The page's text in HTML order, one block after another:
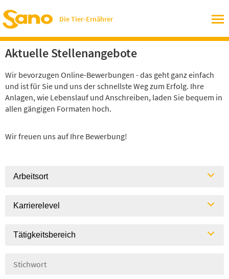
Die Tier-Ernährer
Aktuelle Stellenangebote
Wir bevorzugen Online-Bewerbungen - das geht ganz einfach
und ist für Sie und uns der schnellste Weg zum Erfolg. Ihre
Anlagen, wie Lebenslauf und Anschreiben, laden Sie bequem in
allen gängigen Formaten hoch.
Wir freuen uns auf Ihre Bewerbung!
Arbeitsort
Karrierelevel
Tätigkeitsbereich